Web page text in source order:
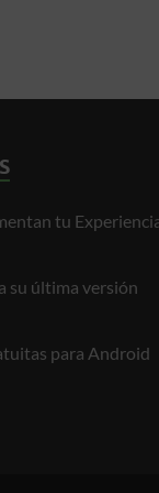
tu
su última versión
para Android